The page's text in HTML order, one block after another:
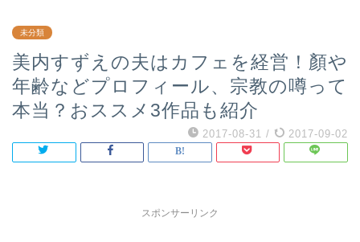
未分類
美内すずえの夫はカフェを経営！顏や
年齢などプロフィール、宗教の噂って
本当？おススメ3作品も紹介
2017-08-31 / 2017-09-02
スポンサーリンク